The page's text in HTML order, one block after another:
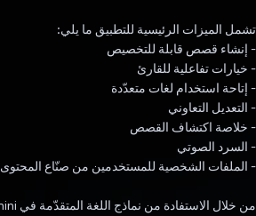
تشمل الميزات الرئيسية للتطبيق ما يلي:
- إنشاء قصص قابلة للتخصيص
- خيارات تفاعلية للقارئ
- إتاحة استخدام لغات متعدّدة
- التعديل التعاوني
- خلاصة اكتشاف القصص
- السرد الصوتي
- الملفات الشخصية للمستخدمين من صنّاع المحتوى